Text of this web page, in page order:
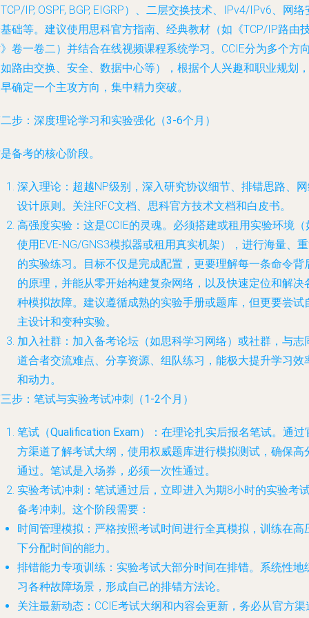
IP, OSPF, BGP, EIGRP）、二层交换技术、IPv4/IPv6、网络
础等。建议使用思科官方指南、经典教材（如《TCP/IP路由
卷一卷二）并结合在线视频课程系统学习。CCIE分为多个方
路由交换、安全、数据中心等），根据个人兴趣和职业规划，
确定一个主攻方向，集中精力突破。
步：深度理论学习和实验强化（3-6个月）
备考的核心阶段。
深入理论 ：超越NP级别，深入研究协议细节、排错思路、
设计原则。关注RFC文档、思科官方技术文档和白皮书。
高强度实验 ：这是CCIE的灵魂。必须搭建或租用实验环境（
使用EVE-NG/GNS3模拟器或租用真实机架），进行海量、
的实验练习。目标不仅是完成配置，更要理解每一条命令背
的原理，并能从零开始构建复杂网络，以及快速定位和解决
种模拟故障。建议遵循成熟的实验手册或题库，但更要尝试
主设计和变种实验。
加入社群 ：加入备考论坛（如思科学习网络）或社群，与志
道合者交流难点、分享资源、组队练习，能极大提升学习效
和动力。
步：笔试与实验考试冲刺（1-2个月）
笔试（Qualification Exam）
：在理论扎实后报名笔试。通过
方渠道了解考试大纲，使用权威题库进行模拟测试，确保高
通过。笔试是入场券，必须一次性通过。
实验考试冲刺 ：笔试通过后，立即进入为期8小时的实验考
备考冲刺。这个阶段需要：
时间管理模拟 ：严格按照考试时间进行全真模拟，训练在高
下分配时间的能力。
排错能力专项训练 ：实验考试大部分时间在排错。系统性地
习各种故障场景，形成自己的排错方法论。
关注最新动态 ：CCIE考试大纲和内容会更新，务必从官方渠